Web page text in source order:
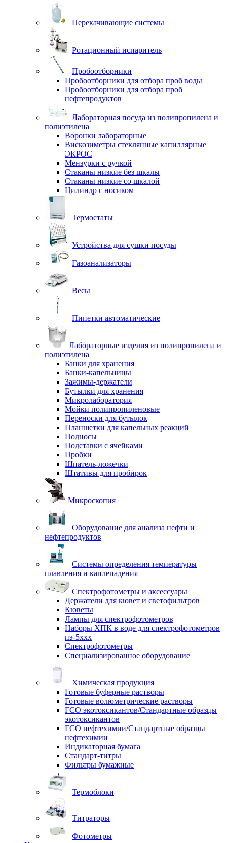
Перекачивающие системы
Ротационный испаритель
Пробоотборники
Пробоотборники для отбора проб воды
Пробоотборники для отбора проб
нефтепродуктов
Лабораторная посуда из полипропилена и
полиэтилена
Воронки лабораторные
Вискозиметры стеклянные капиллярные
ЭКРОС
Мензурки с ручкой
Стаканы низкие без шкалы
Стаканы низкие со шкалой
Цилиндр с носиком
Термостаты
Устройства для сушки посуды
Газоанализаторы
Весы
Пипетки автоматические
Лабораторные изделия из полипропилена и
полиэтилена
Банки для хранения
Банки-капельницы
Зажимы-держатели
Бутылки для хранения
Микролаборатория
Мойки полипропиленовые
Переноски для бутылок
Планшетки для капельных реакций
Подносы
Подставки с ячейками
Пробки
Шпатель-ложечки
Штативы для пробирок
Микроскопия
Оборудование для анализа нефти и
нефтепродуктов
Системы определения температуры
плавления и каплепадения
Спектрофотометры и аксессуары
Держатели для кювет и светофильтров
Кюветы
Лампы для спектрофотометров
Наборы ХПК в воде для спектрофотометров
пэ-5ххх
Спектрофотометры
Специализированное оборудование
Химическая продукция
Готовые буферные растворы
Готовые волюметрические растворы
ГСО экотоксикантов/Стандартные образцы
экотоксикантов
ГСО нефтехимии/Стандартные образцы
нефтехимии
Индикаторная бумага
Стандарт-титры
Фильтры бумажные
Термоблоки
Титраторы
Фотометры